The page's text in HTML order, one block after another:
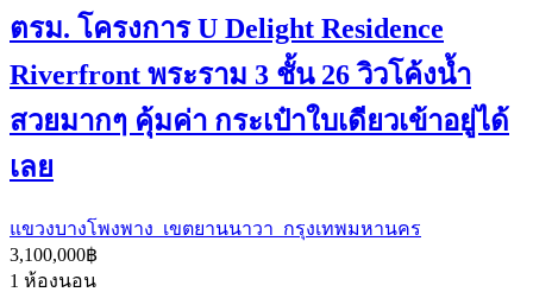
ตรม. โครงการ U Delight Residence
Riverfront พระราม 3 ชั้น 26 วิวโค้งน้ำ
สวยมากๆ คุ้มค่า กระเป๋าใบเดียวเข้าอยู่ได้
เลย
แขวงบางโพงพาง เขตยานนาวา กรุงเทพมหานคร
3,100,000฿
1 ห้องนอน